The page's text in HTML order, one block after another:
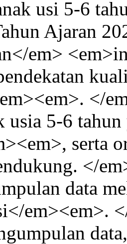
usi 5-6
Ajaran
em>
</
usia 5-6
serta
</
data
em><em>.